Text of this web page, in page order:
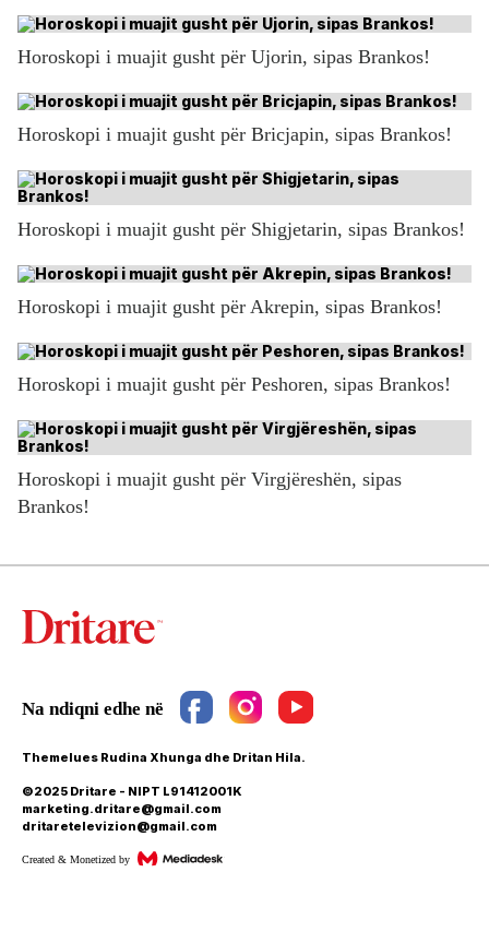
Horoskopi i muajit gusht për Ujorin, sipas Brankos!
Horoskopi i muajit gusht për Bricjapin, sipas Brankos!
Horoskopi i muajit gusht për Shigjetarin, sipas Brankos!
Horoskopi i muajit gusht për Akrepin, sipas Brankos!
Horoskopi i muajit gusht për Peshoren, sipas Brankos!
Horoskopi i muajit gusht për Virgjëreshën, sipas
Brankos!
Themelues Rudina Xhunga dhe Dritan Hila.
©2025 Dritare - NIPT L91412001K
marketing.dritare@gmail.com
dritaretelevizion@gmail.com
Created & Monetized by